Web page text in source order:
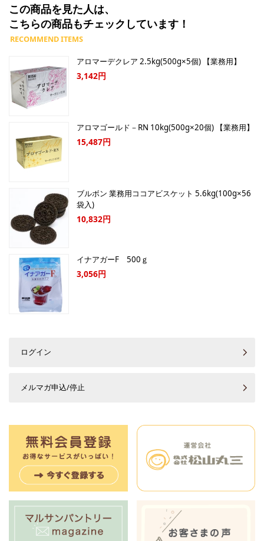
この商品を見た人は、
こちらの商品もチェックしています！
アロマーデクレア 2.5kg(500g×5個) 【業務用】
3,142円
アロマゴールド－RN 10kg(500g×20個) 【業務用】
15,487円
ブルボン 業務用ココアビスケット 5.6kg(100g×56
袋入)
10,832円
イナアガーF 500ｇ
3,056円
ログイン
メルマガ申込/停止